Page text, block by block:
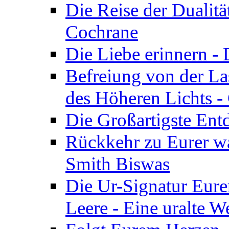
Die Reise der
Cochrane
Die Liebe erinnern -
Befreiung von der
des Höheren Lichts
Die Großartigste
Rückkehr zu Eurer
Smith Biswas
Die Ur-Signatur
Leere - Eine uralte